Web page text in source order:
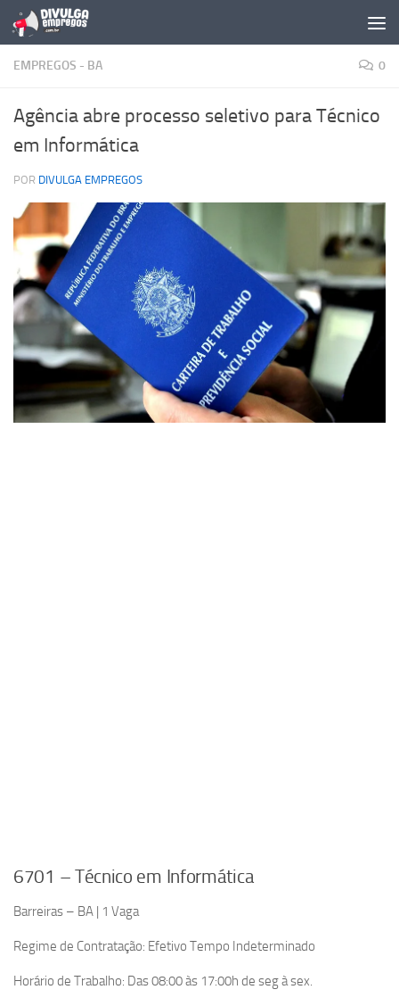
Skip to content
EMPREGOS - BA 0
Agência abre processo seletivo para Técnico
em Informática
POR DIVULGA EMPREGOS
6701 – Técnico em Informática
Barreiras – BA | 1 Vaga
Regime de Contratação: Efetivo Tempo Indeterminado
Horário de Trabalho: Das 08:00 às 17:00h de seg à sex.